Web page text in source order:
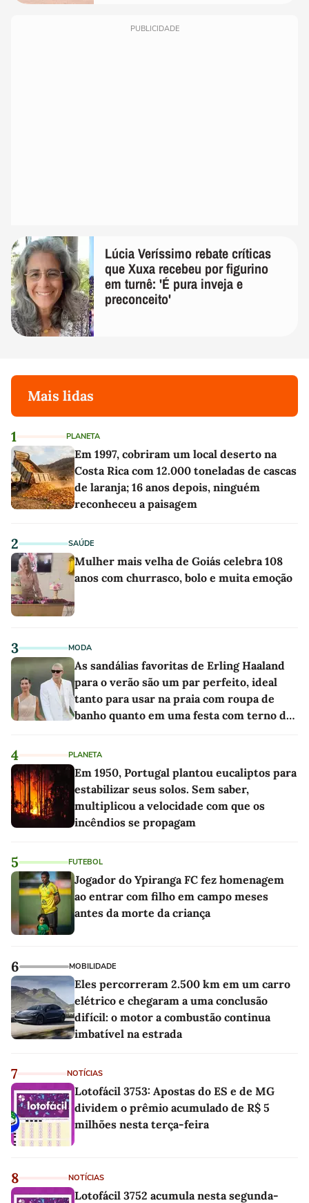
PUBLICIDADE
Lúcia Veríssimo rebate críticas
que Xuxa recebeu por figurino
em turnê: 'É pura inveja e
preconceito'
Mais lidas
1 PLANETA
Em 1997, cobriram um local deserto na
Costa Rica com 12.000 toneladas de cascas
de laranja; 16 anos depois, ninguém
reconheceu a paisagem
2 SAÚDE
Mulher mais velha de Goiás celebra 108
anos com churrasco, bolo e muita emoção
3 MODA
As sandálias favoritas de Erling Haaland
para o verão são um par perfeito, ideal
tanto para usar na praia com roupa de
banho quanto em uma festa com terno de
4 PLANETA
Em 1950, Portugal plantou eucaliptos para
estabilizar seus solos. Sem saber,
multiplicou a velocidade com que os
incêndios se propagam
5 FUTEBOL
Jogador do Ypiranga FC fez homenagem
ao entrar com filho em campo meses
antes da morte da criança
6 MOBILIDADE
Eles percorreram 2.500 km em um carro
elétrico e chegaram a uma conclusão
difícil: o motor a combustão continua
imbatível na estrada
7 NOTÍCIAS
Lotofácil 3753: Apostas do ES e de MG
dividem o prêmio acumulado de R$ 5
milhões nesta terça-feira
8 NOTÍCIAS
Lotofácil 3752 acumula nesta segunda-